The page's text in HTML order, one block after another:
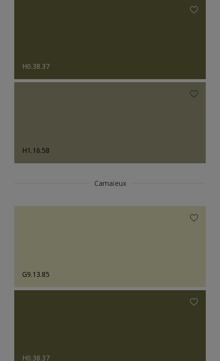
H0.38.37
H1.16.58
Camaïeux
G9.13.85
H0.38.37